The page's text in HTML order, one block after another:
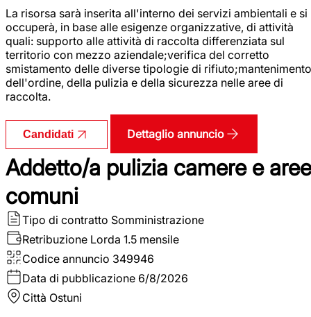
La risorsa sarà inserita all'interno dei servizi ambientali e si
occuperà, in base alle esigenze organizzative, di attività
quali: supporto alle attività di raccolta differenziata sul
territorio con mezzo aziendale;verifica del corretto
smistamento delle diverse tipologie di rifiuto;mantenimento
dell'ordine, della pulizia e della sicurezza nelle aree di
raccolta.
Candidati Dettaglio annuncio
Addetto/a pulizia camere e aree
comuni
Tipo di contratto Somministrazione
Retribuzione Lorda 1.5 mensile
Codice annuncio 349946
Data di pubblicazione 6/8/2026
Città Ostuni